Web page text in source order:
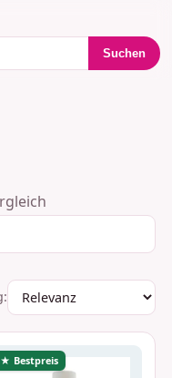
Suchen
★ Bestpreis